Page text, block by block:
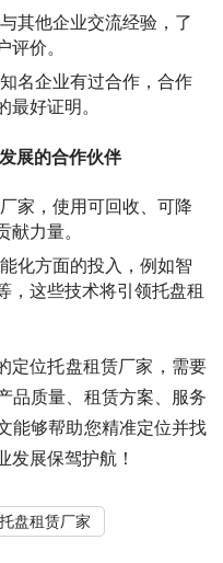
其他企业交流经验，了
价。
名企业有过合作，合作
好证明。
展的合作伙伴
家，使用可回收、可降
力量。
化方面的投入，例如智
，这些技术将引领托盘租
定位托盘租赁厂家，需要
品质量、租赁方案、服务
能够帮助您精准定位并找
发展保驾护航！
托盘租赁厂家